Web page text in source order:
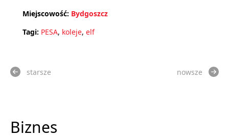
Miejscowość: Bydgoszcz
Tagi: PESA, koleje, elf
starsze nowsze
Biznes